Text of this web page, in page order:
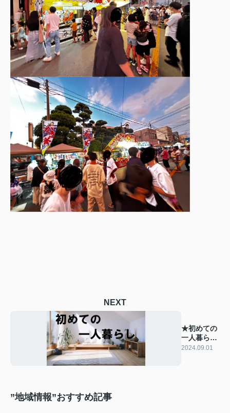
NEXT
★初めての
一人暮らし
★～進学編
2024.09.01
”地域情報”おすすめ記事